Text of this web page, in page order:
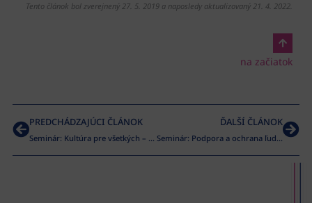
Tento článok bol zverejnený 27. 5. 2019 a naposledy aktualizovaný 21. 4. 2022.
na začiatok
PREDCHÁDZAJÚCI ČLÁNOK
Seminár: Kultúra pre všetkých – kultúrne potreby zdravotne ťažko postihnutých osôb
ĎALŠÍ ČLÁNOK
Seminár: Podpora a ochrana ľudských práv v oblasti kultúry